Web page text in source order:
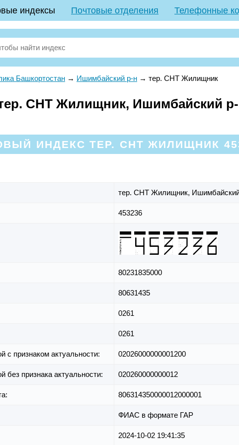
индексы Почтовые отделения Телефонные
Башкортостан → Ишимбайский р-н → тер. СНТ Жилищник
СНТ Жилищник, Ишимбайский р-
ИНДЕКС ТЕР. СНТ ЖИЛИЩНИК
тер. СНТ Жилищник,
453236
80231835000
80631435
0261
0261
с признаком актуальности: 02026000000001200
без признака актуальности: 020260000000012
806314350000012000001
ФИАС в формате ГАР
2024-10-02 19:41:35